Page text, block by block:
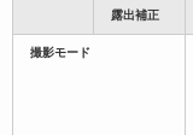
露出補正
撮影モード